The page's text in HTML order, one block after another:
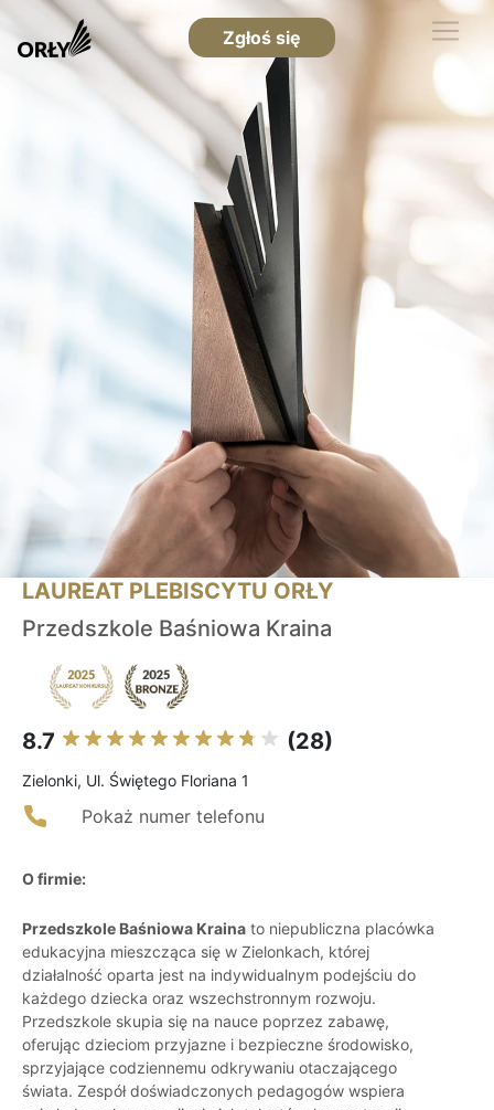
Zgłoś się
LAUREAT PLEBISCYTU ORŁY
Przedszkole Baśniowa Kraina
8.7 (28)
Zielonki, Ul. Świętego Floriana 1
Pokaż numer telefonu
O firmie:
Przedszkole Baśniowa Kraina to niepubliczna placówka
edukacyjna mieszcząca się w Zielonkach, której
działalność oparta jest na indywidualnym podejściu do
każdego dziecka oraz wszechstronnym rozwoju.
Przedszkole skupia się na nauce poprzez zabawę,
oferując dzieciom przyjazne i bezpieczne środowisko,
sprzyjające codziennemu odkrywaniu otaczającego
świata. Zespół doświadczonych pedagogów wspiera